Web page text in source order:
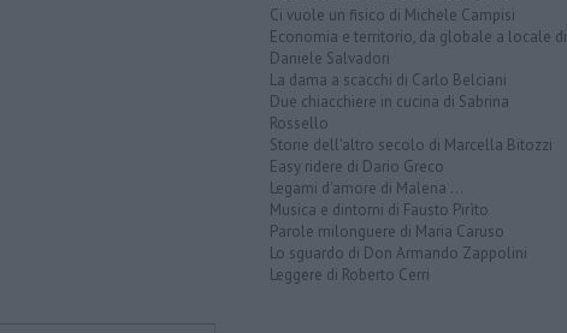
Ci vuole un fisico di Michele Campisi
Economia e territorio, da globale a locale di
Daniele Salvadori
La dama a scacchi di Carlo Belciani
Due chiacchiere in cucina di Sabrina
Rossello
Storie dell'altro secolo di Marcella Bitozzi
Easy ridere di Dario Greco
Legami d'amore di Malena ...
Musica e dintorni di Fausto Pirìto
Parole milonguere di Maria Caruso
Lo sguardo di Don Armando Zappolini
Leggere di Roberto Cerri